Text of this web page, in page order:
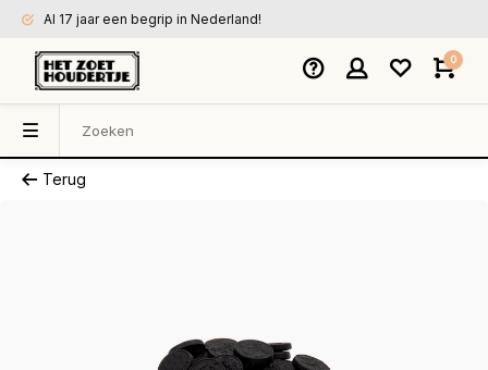
Al 17 jaar een begrip in Nederland!
0
Terug